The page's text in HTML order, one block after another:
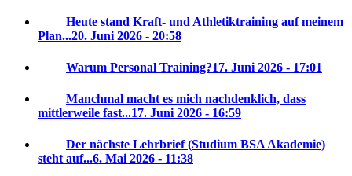
Heute stand Kraft- und Athletiktraining auf meinem
Plan...20. Juni 2026 - 20:58
Warum Personal Training?17. Juni 2026 - 17:01
Manchmal macht es mich nachdenklich, dass
mittlerweile fast...17. Juni 2026 - 16:59
Der nächste Lehrbrief (Studium BSA Akademie)
steht auf...6. Mai 2026 - 11:38